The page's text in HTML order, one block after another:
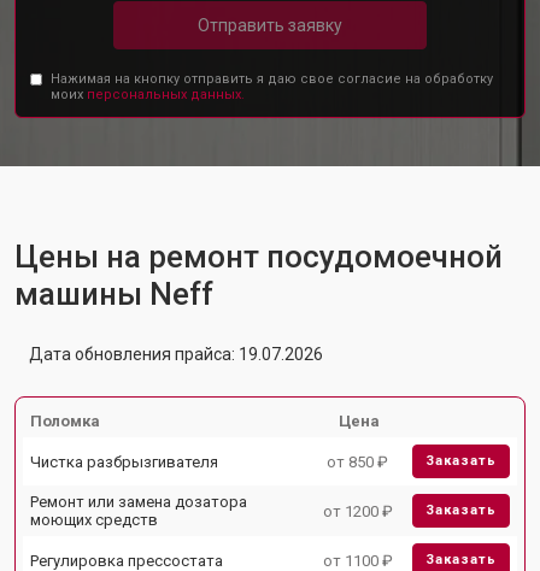
Отправить заявку
Нажимая на кнопку отправить я даю свое согласие на обработку
моих персональных данных.
Цены на ремонт посудомоечной
машины Neff
Дата обновления прайса: 19.07.2026
Поломка Цена
Чистка разбрызгивателя от 850 ₽ Заказать
Ремонт или замена дозатора
моющих средств
от 1200 ₽ Заказать
Регулировка прессостата от 1100 ₽ Заказать